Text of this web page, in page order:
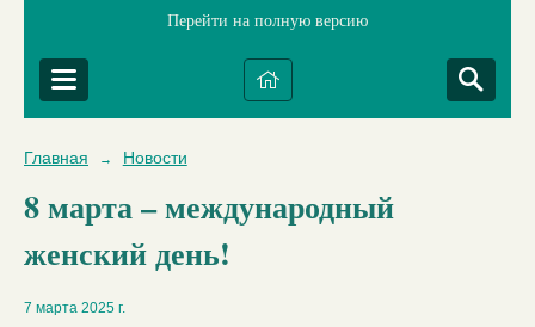
Перейти на полную версию
Главная → Новости
8 марта – международный
женский день!
7 марта 2025 г.